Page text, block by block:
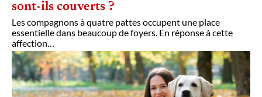
sont-ils couverts ?
Les compagnons à quatre pattes occupent une place
essentielle dans beaucoup de foyers. En réponse à cette
affection…